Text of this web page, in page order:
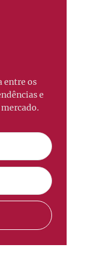
entre os
e